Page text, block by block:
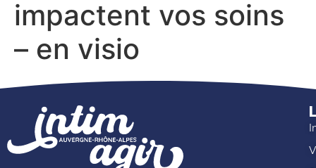
impactent vos soins
– en visio